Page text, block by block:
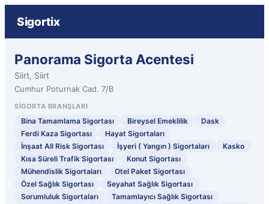
Sigortix
Panorama Sigorta Acentesi
Siirt, Siirt
Cumhur Poturnak Cad. 7/B
SIGORTA BRANŞLARI
Bina Tamamlama Sigortası Bireysel Emeklilik
Dask
Ferdi Kaza Sigortası
Hayat Sigortaları
İnşaat All Risk Sigortası
İşyeri ( Yangın ) Sigortaları
Kasko
Kısa Süreli Trafik Sigortası
Konut Sigortası
Mühendislik Sigortaları
Otel Paket Sigortası
Özel Sağlık Sigortası
Seyahat Sağlık Sigortası
Sorumluluk Sigortaları
Tamamlayıcı Sağlık Sigortası